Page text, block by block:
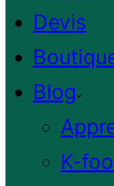
Devis
Blog
K-